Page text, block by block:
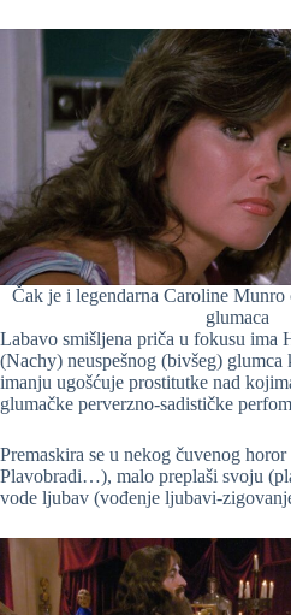
Čak je i legendarna Caroline
glumaca
Labavo smišljena priča u fokusu ima
(Nachy) neuspešnog (bivšeg)
imanju ugošćuje prostitutke nad
glumačke perverzno-sadističke
Premaskira se u nekog čuvenog
Plavobradi…), malo preplaši svoju
vode ljubav (vođenje ljubavi-